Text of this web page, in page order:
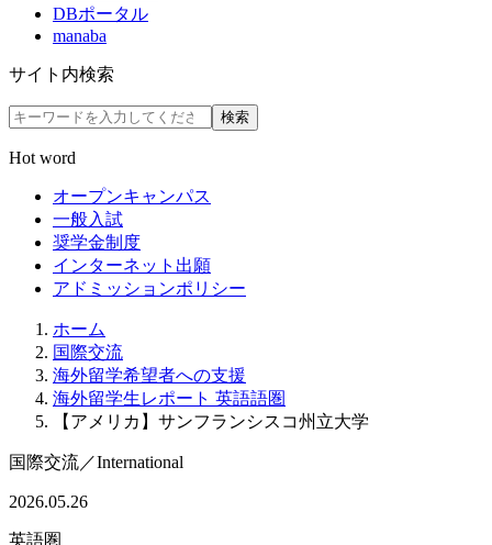
DBポータル
manaba
サイト内検索
検索
Hot word
オープンキャンパス
一般入試
奨学金制度
インターネット出願
アドミッションポリシー
ホーム
国際交流
海外留学希望者への支援
海外留学生レポート 英語語圏
【アメリカ】サンフランシスコ州立大学
国際交流／International
2026.05.26
英語圏